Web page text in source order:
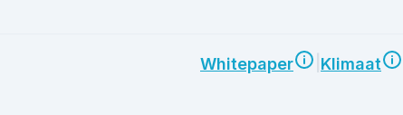
Whitepaper Klimaat